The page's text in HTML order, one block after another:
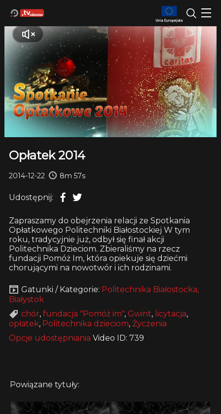
Opłatek 2014
2014-12-22 8m 57s
Udostępnij:
Zapraszamy do obejrzenia relacji ze Spotkania
Opłatkowego Politechniki Białostockiej W tym
roku, tradycyjnie już, odbył się finał akcji
Politechnika Dzieciom. Zbieraliśmy na rzecz
fundacji Pomóż Im, która opiekuje się dziećmi
chorującymi na nowotwór i ich rodzinami.
Gatunki / Kategorie: Politechnika Białostocka,
Białystok
chór, fundacja "Pomóż im", Gwint, licytacja,
opłatek, Politechnika dzieciom, Życzenia
Opcje udostępniania Video ID: 739
Powiązane tytuły: